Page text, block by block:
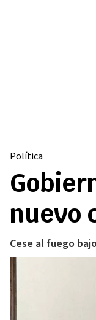
Política
nuevo
Cese al fuego